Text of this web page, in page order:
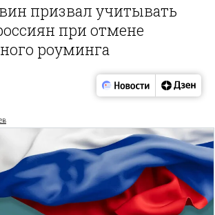
призвал учитывать
при отмене
роуминга